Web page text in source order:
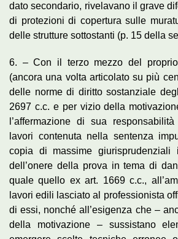
dato secondario, rivelavano il grave
di protezioni di copertura sulle
delle strutture sottostanti (p. 15 della
6. – Con il terzo mezzo del
(ancora una volta articolato su più
delle norme di diritto sostanziale
2697 c.c. e per vizio della
l’affermazione di sua
lavori contenuta nella sentenza
copia di massime
dell’onere della prova in tema di
quale quello ex art. 1669 c.c.,
lavori edili lasciato al professionista
di essi, nonché all’esigenza che –
della motivazione – sussistano